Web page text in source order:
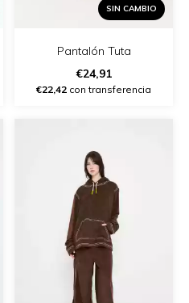
SIN CAMBIO
Pantalón Tuta
€24,91
€22,42 con transferencia